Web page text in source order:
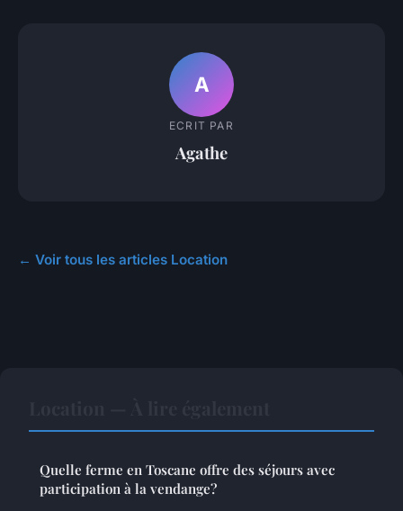
A
ECRIT PAR
Agathe
← Voir tous les articles Location
Quelle ferme en Toscane offre des séjours avec
participation à la vendange?